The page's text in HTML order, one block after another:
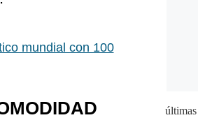
mundial con 100